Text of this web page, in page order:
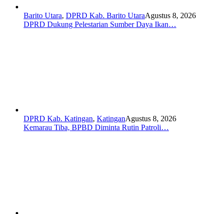
Barito Utara, DPRD Kab. Barito UtaraAgustus 8, 2026
DPRD Dukung Pelestarian Sumber Daya Ikan…
DPRD Kab. Katingan, KatinganAgustus 8, 2026
Kemarau Tiba, BPBD Diminta Rutin Patroli…